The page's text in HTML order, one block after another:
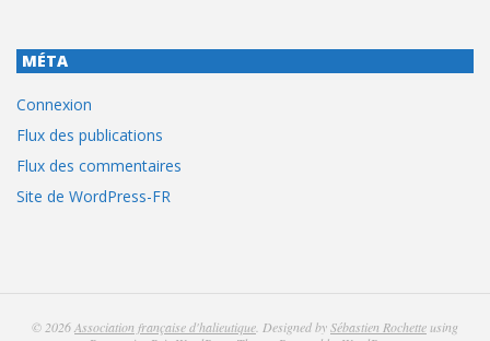
MÉTA
Connexion
Flux des publications
Flux des commentaires
Site de WordPress-FR
© 2026Association française d'halieutique . Designed bySébastien Rochetteusing